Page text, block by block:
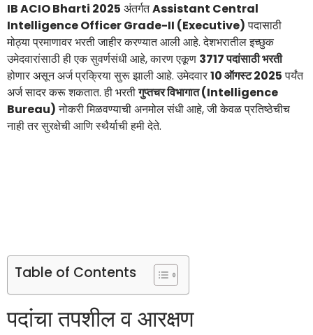
IB ACIO Bharti 2025 अंतर्गतAssistant Central
Intelligence Officer Grade-II (Executive)पदासाठी
मोठ्या प्रमाणावर भरती जाहीर करण्यात आली आहे. देशभरातील इच्छुक
उमेदवारांसाठी ही एक सुवर्णसंधी आहे, कारण एकूण 3717 पदांसाठी भरती
होणार असून अर्ज प्रक्रिया सुरू झाली आहे. उमेदवार10 ऑगस्ट 2025पर्यंत
अर्ज सादर करू शकतात. ही भरतीगुप्तचर विभागात (Intelligence
Bureau)नोकरी मिळवण्याची अनमोल संधी आहे, जी केवळ प्रतिष्ठेचीच
नाही तर सुरक्षेची आणि स्थैर्याची हमी देते.
Table of Contents
पदांचा तपशील व आरक्षण